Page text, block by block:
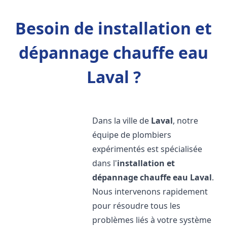
Besoin de installation et
dépannage chauffe eau
Laval ?
Dans la ville de Laval, notre
équipe de plombiers
expérimentés est spécialisée
dans l'installation et
dépannage chauffe eau Laval.
Nous intervenons rapidement
pour résoudre tous les
problèmes liés à votre système